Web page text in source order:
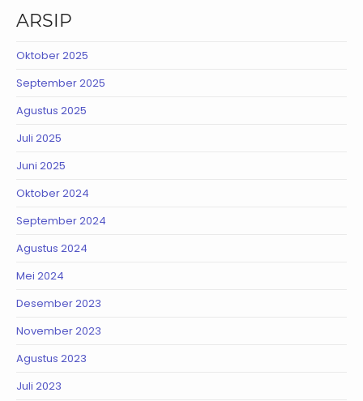
ARSIP
Oktober 2025
September 2025
Agustus 2025
Juli 2025
Juni 2025
Oktober 2024
September 2024
Agustus 2024
Mei 2024
Desember 2023
November 2023
Agustus 2023
Juli 2023